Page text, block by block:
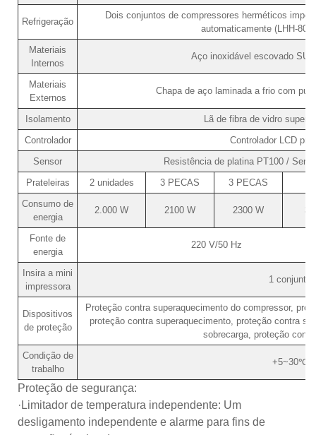
Refrigeração
Dois conjuntos de compressores herméticos
automaticamente (LHH-
Materiais
Internos
Aço inoxidável escovado
Materiais
Externos
Chapa de aço laminada a frio com
Isolamento
Lã de fibra de vidro
Controlador
Controlador LCD
Sensor
Resistência de platina PT100 /
Prateleiras
2 unidades 3 PECAS
3 PECAS
Consumo de
energia
2.000 W 2100 W 2300 W
Fonte de
energia
220 V/50 Hz
Insira a mini
impressora
1 conjunto
Dispositivos
de proteção
Proteção contra superaquecimento do compressor,
proteção contra superaquecimento, proteção contra
sobrecarga, proteção
Condição de
trabalho
+5~30℃
Proteção de segurança:
·Limitador de temperatura independente: Um
desligamento independente e alarme para fins de